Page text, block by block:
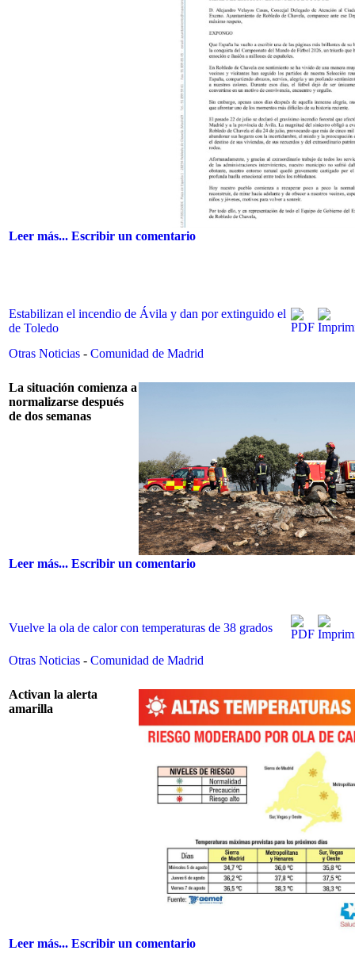
Leer más... Escribir un comentario
Estabilizan el incendio de Ávila y dan por extinguido el
de Toledo
Otras Noticias - Comunidad de Madrid
La situación comienza a
normalizarse después
de dos semanas
Leer más... Escribir un comentario
Vuelve la ola de calor con temperaturas de 38 grados
Otras Noticias - Comunidad de Madrid
Activan la alerta
amarilla
Leer más... Escribir un comentario